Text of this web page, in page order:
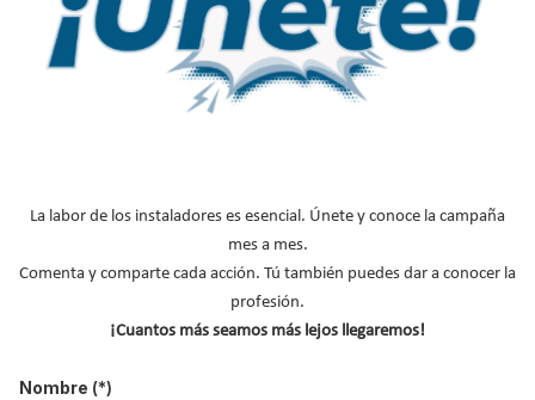
Este año las novedades aparecen en los productos top degama
NUOS y la serie ONE de calderas. El grupo Ariston Thermo sigue
firme así en su compromiso de alcanzar un 80% de productos
La labor de los instaladores es esencial. Únete y conoce la campaña
mes a mes.
Comenta y comparte cada acción. Tú también puedes dar a conocer la
profesión.
¡Cuantos más seamos más lejos llegaremos!
Nombre (*)